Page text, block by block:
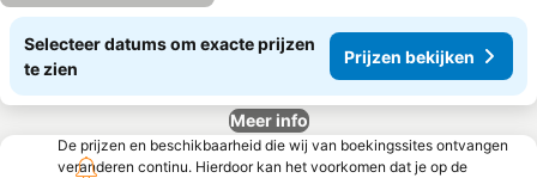
Selecteer datums om exacte prijzen
te zien
Prijzen bekijken
Meer info
De prijzen en beschikbaarheid die wij van boekingssites ontvangen
veranderen continu. Hierdoor kan het voorkomen dat je op de